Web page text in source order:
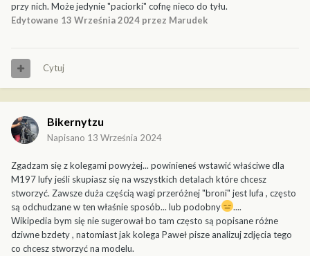
przy nich. Może jedynie "paciorki" cofnę nieco do tyłu.
Edytowane 13 Września 2024 przez Marudek
Cytuj
Bikernytzu
Napisano 13 Września 2024
Zgadzam się z kolegami powyżej... powinieneś wstawić właściwe dla
M197 lufy jeśli skupiasz się na wszystkich detalach które chcesz
stworzyć. Zawsze duża częścią wagi przeróżnej "broni" jest lufa , często
są odchudzane w ten właśnie sposób... lub podobny
....
Wikipedia bym się nie sugerował bo tam często są popisane różne
dziwne bzdety , natomiast jak kolega Paweł pisze analizuj zdjęcia tego
co chcesz stworzyć na modelu.